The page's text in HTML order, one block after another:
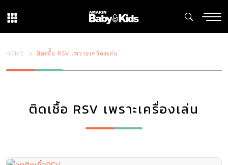
HOME ติดเชื้อ RSV เพราะเครื่องเล่น
ติดเชื้อ RSV เพราะเครื่องเล่น